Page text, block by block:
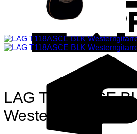
LAG T118ASCE
Westerngitarre